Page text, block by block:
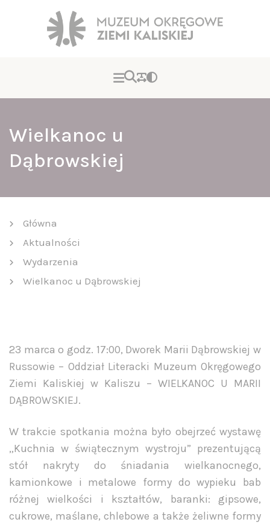
Wielkanoc u
Dąbrowskiej
Główna
Aktualności
Wydarzenia
Wielkanoc u Dąbrowskiej
23 marca o godz. 17:00, Dworek Marii Dąbrowskiej w
Russowie – Oddział Literacki Muzeum Okręgowego
Ziemi Kaliskiej w Kaliszu – WIELKANOC U MARII
DĄBROWSKIEJ.
W trakcie spotkania można było obejrzeć wystawę
„Kuchnia w świątecznym wystroju” prezentującą
stół nakryty do śniadania wielkanocnego,
kamionkowe i metalowe formy do wypieku bab
różnej wielkości i kształtów, baranki: gipsowe,
cukrowe, maślane, chlebowe a także żeliwne formy